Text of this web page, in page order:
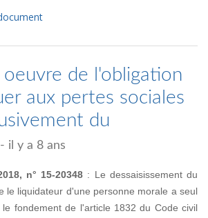
oeuvre de l'obligation
aux pertes sociales
du
- il y a 8 ans
n° 15-20348 : Le dessaisissement du
le liquidateur d'une personne morale a seul
fondement de l'article 1832 du Code civil